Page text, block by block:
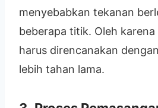
menyebabkan tekanan
beberapa titik. Oleh
harus direncanakan
lebih tahan lama.